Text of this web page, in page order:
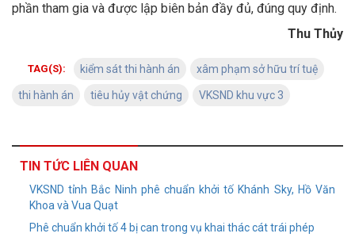
phần tham gia và được lập biên bản đầy đủ, đúng quy định.
Thu Thủy
TAG(S): kiểm sát thi hành án xâm phạm sở hữu trí tuệ
thi hành án tiêu hủy vật chứng VKSND khu vực 3
TIN TỨC LIÊN QUAN
VKSND tỉnh Bắc Ninh phê chuẩn khởi tố Khánh Sky, Hồ Văn
Khoa và Vua Quạt
Phê chuẩn khởi tố 4 bị can trong vụ khai thác cát trái phép